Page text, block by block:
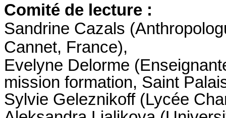
Comité de lecture :
Sandrine Cazals
Cannet, France),
Evelyne Delorme
mission formation, Saint
Sylvie Geleznikoff (Lycée